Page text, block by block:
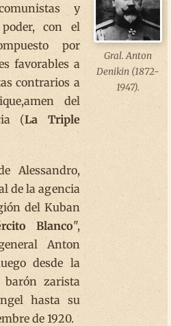
y
con el
por
favorables a
contrarios a
del
(La Triple
Alessandro,
de la agencia
del Kuban
Blanco",
Anton
desde la
barón zarista
hasta su
de 1920.
Gral. Anton
Denikin (1872-
1947).